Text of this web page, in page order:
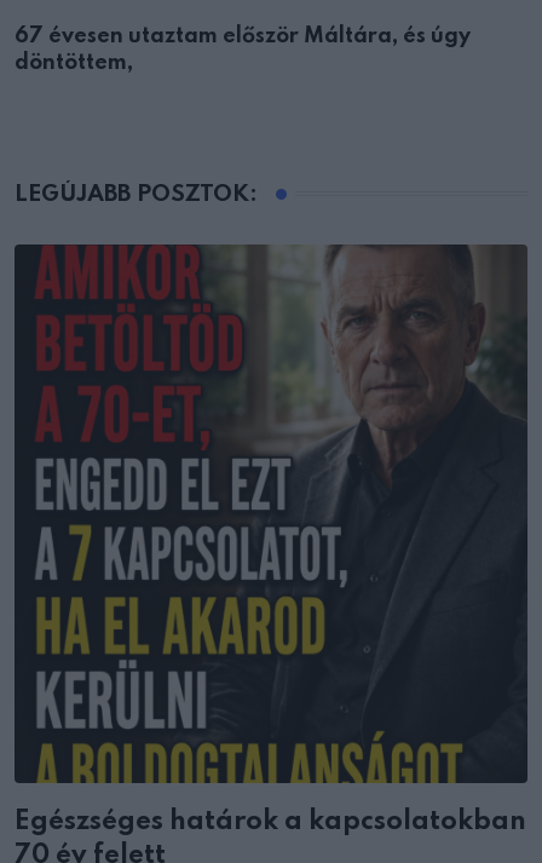
67 évesen utaztam először Máltára, és úgy
döntöttem,
LEGÚJABB POSZTOK:
Egészséges határok a kapcsolatokban
70 év felett